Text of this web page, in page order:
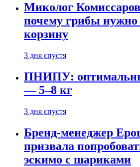
Миколог
почему грибы нужно
корзину
3 дня спустя
ПНИПУ:
— 5–8 кг
3 дня спустя
Бренд-менеджер
призвала
эскимо с шариками